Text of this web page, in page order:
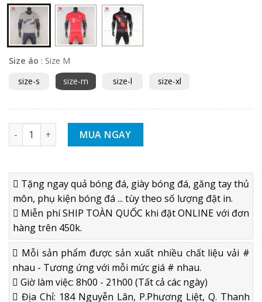
Size áo : Size M
size-s
size-m size-l size-xl
Bộ quần áo bóng đá Bayern Munich 2020 2021 mẫu thứ 4 -
MUA NGAY
Tặng ngay quả bóng đá, giày bóng đá, găng tay thủ
môn, phụ kiện bóng đá ... tùy theo số lượng đặt in.
Miễn phí SHIP TOÀN QUỐC khi đặt ONLINE với đơn
hàng trên 450k.
Mỗi sản phẩm được sản xuất nhiều chất liệu vải #
nhau - Tương ứng với mỗi mức giá # nhau.
Giờ làm việc: 8h00 - 21h00 (Tất cả các ngày)
Địa Chỉ: 184 Nguyễn Lân, P.Phương Liệt, Q. Thanh